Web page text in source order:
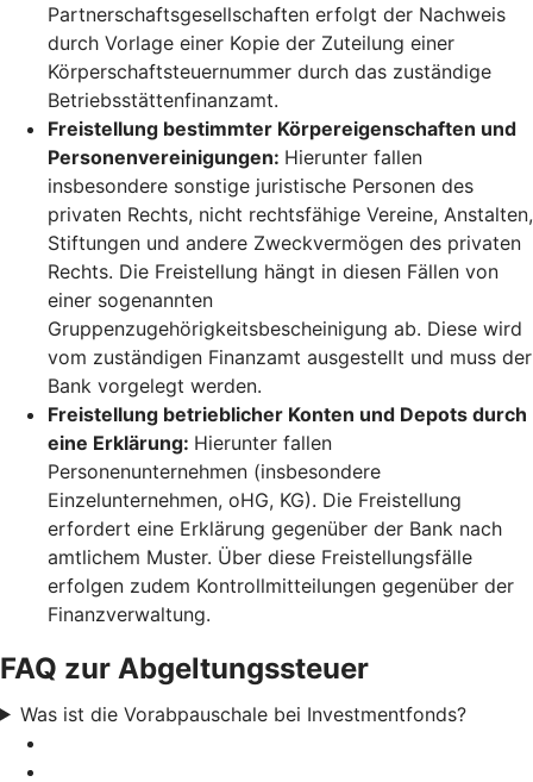
Partnerschaftsgesellschaften erfolgt der Nachweis
durch Vorlage einer Kopie der Zuteilung einer
Körperschaftsteuernummer durch das zuständige
Betriebsstättenfinanzamt.
Freistellung bestimmter Körpereigenschaften und
Personenvereinigungen: Hierunter fallen
insbesondere sonstige juristische Personen des
privaten Rechts, nicht rechtsfähige Vereine, Anstalten,
Stiftungen und andere Zweckvermögen des privaten
Rechts. Die Freistellung hängt in diesen Fällen von
einer sogenannten
Gruppenzugehörigkeitsbescheinigung ab. Diese wird
vom zuständigen Finanzamt ausgestellt und muss der
Bank vorgelegt werden.
Freistellung betrieblicher Konten und Depots durch
eine Erklärung: Hierunter fallen
Personenunternehmen (insbesondere
Einzelunternehmen, oHG, KG). Die Freistellung
erfordert eine Erklärung gegenüber der Bank nach
amtlichem Muster. Über diese Freistellungsfälle
erfolgen zudem Kontrollmitteilungen gegenüber der
Finanzverwaltung.
FAQ zur Abgeltungssteuer
Was ist die Vorabpauschale bei Investmentfonds?